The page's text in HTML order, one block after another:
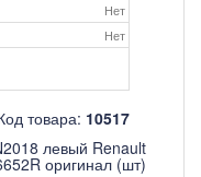
Нет
Нет
товара: 10517
левый Renault
оригинал (шт)